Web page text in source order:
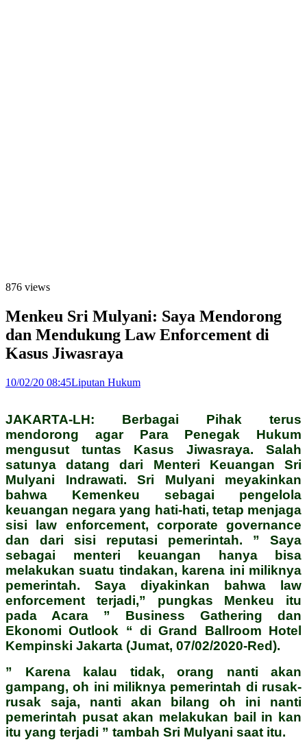
876 views
Menkeu Sri Mulyani: Saya Mendorong
dan Mendukung Law Enforcement di
Kasus Jiwasraya
10/02/20 08:45Liputan Hukum
JAKARTA-LH: Berbagai Pihak terus
mendorong agar Para Penegak Hukum
mengusut tuntas Kasus Jiwasraya. Salah
satunya datang dari Menteri Keuangan Sri
Mulyani Indrawati. Sri Mulyani meyakinkan
bahwa Kemenkeu sebagai pengelola
keuangan negara yang hati-hati, tetap menjaga
sisi law enforcement, corporate governance
dan dari sisi reputasi pemerintah. ” Saya
sebagai menteri keuangan hanya bisa
melakukan suatu tindakan, karena ini miliknya
pemerintah. Saya diyakinkan bahwa law
enforcement terjadi,” pungkas Menkeu itu
pada Acara ” Business Gathering dan
Ekonomi Outlook “ di Grand Ballroom Hotel
Kempinski Jakarta (Jumat, 07/02/2020-Red).
” Karena kalau tidak, orang nanti akan
gampang, oh ini miliknya pemerintah di rusak-
rusak saja, nanti akan bilang oh ini nanti
pemerintah pusat akan melakukan bail in kan
itu yang terjadi ” tambah Sri Mulyani saat itu.